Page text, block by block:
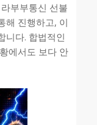
부부통신 선불
해 진행하고, 이
니다. 합법적인
에서도 보다 안